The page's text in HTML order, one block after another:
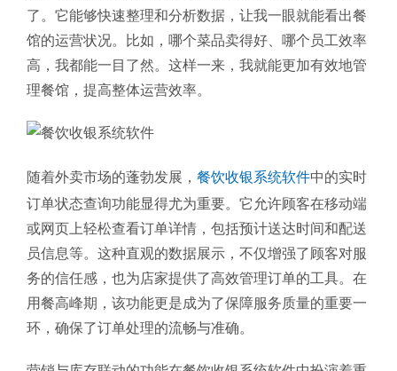
了。它能够快速整理和分析数据，让我一眼就能看出餐
馆的运营状况。比如，哪个菜品卖得好、哪个员工效率
高，我都能一目了然。这样一来，我就能更加有效地管
理餐馆，提高整体运营效率。
随着外卖市场的蓬勃发展， 餐饮收银系统软件中的实时
订单状态查询功能显得尤为重要。它允许顾客在移动端
或网页上轻松查看订单详情，包括预计送达时间和配送
员信息等。这种直观的数据展示，不仅增强了顾客对服
务的信任感，也为店家提供了高效管理订单的工具。在
用餐高峰期，该功能更是成为了保障服务质量的重要一
环，确保了订单处理的流畅与准确。